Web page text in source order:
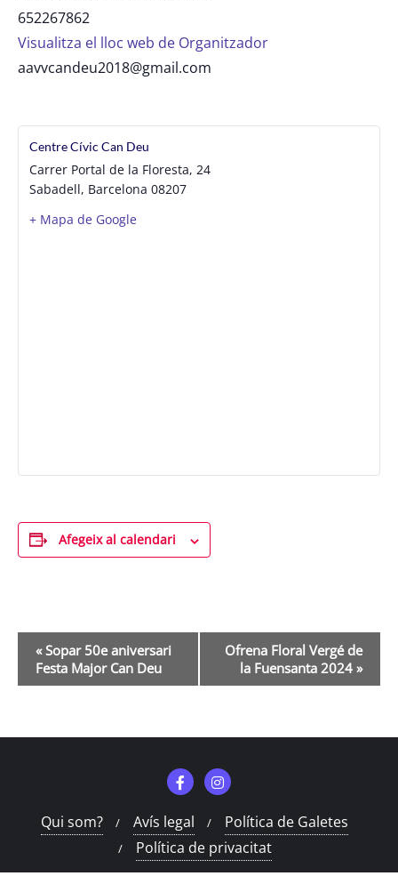
652267862
Visualitza el lloc web de Organitzador
aavvcandeu2018@gmail.com
Centre Cívic Can Deu
Carrer Portal de la Floresta, 24
Sabadell, Barcelona 08207
+ Mapa de Google
Afegeix al calendari
d'Esdeveniment
«Sopar 50e aniversari
Festa Major Can Deu
Ofrena Floral Vergé de
la Fuensanta 2024 »
Qui som? Avís legal
Política de Galetes
Política de privacitat